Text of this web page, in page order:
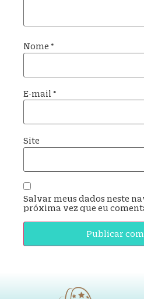
Nome *
E-mail *
Site
Salvar meus dados neste
próxima vez que eu